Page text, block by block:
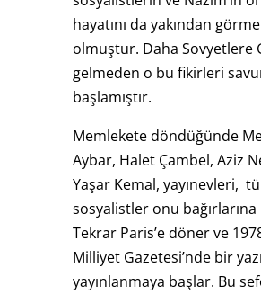
hayatını da yakından
olmuştur. Daha Sovyetlere
gelmeden o bu fikirleri
başlamıştır.
Memlekete döndüğünde
Aybar, Halet Çambel, Aziz
Yaşar Kemal, yayınevleri,
sosyalistler onu
Tekrar Paris’e döner ve
Milliyet Gazetesi’nde bir
yayınlanmaya başlar. Bu